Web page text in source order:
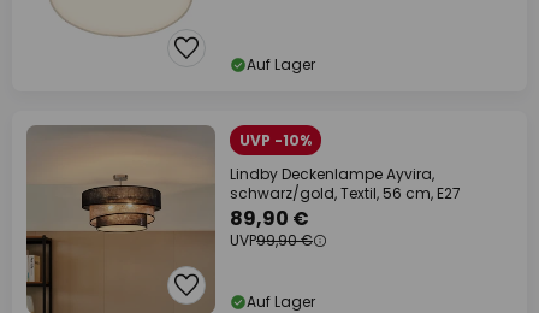
Auf Lager
UVP -10%
Lindby Deckenlampe Ayvira,
schwarz/gold, Textil, 56 cm, E27
89,90 €
UVP99,90 €
Auf Lager